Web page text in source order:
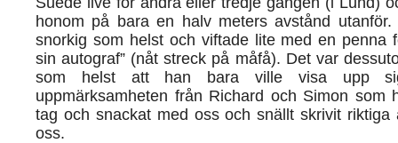
honom på bara en halv meters avstånd
snorkig som helst och viftade lite med en penna
sin autograf” (nåt streck på måfå). Det var
som helst att han bara ville visa upp
uppmärksamheten från Richard och Simon som
tag och snackat med oss och snällt skrivit riktiga
oss.